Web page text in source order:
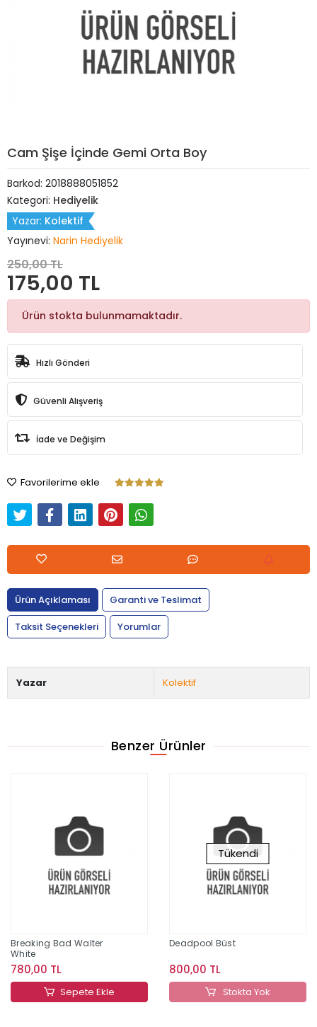
Cam Şişe İçinde Gemi Orta Boy
Barkod: 2018888051852
Kategori: Hediyelik
Yazar: Kolektif
Yayınevi: Narin Hediyelik
250,00 TL
175,00 TL
Ürün stokta bulunmamaktadır.
Hızlı Gönderi
Güvenli Alışveriş
İade ve Değişim
Favorilerime ekle
Ürün Açıklaması
Garanti ve Teslimat
Taksit Seçenekleri
Yorumlar
Yazar Kolektif
Benzer Ürünler
Breaking Bad Walter
White
780,00 TL
Sepete Ekle
Tükendi
Deadpool Büst
800,00 TL
Stokta Yok